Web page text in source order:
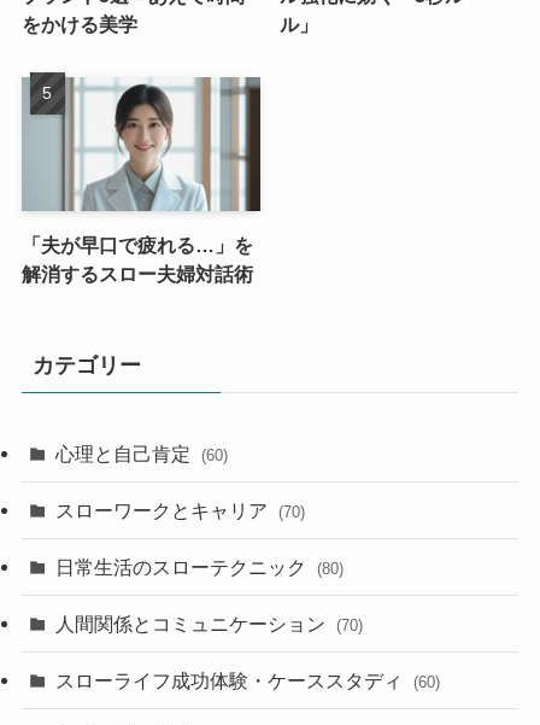
をかける美学
ル」
「夫が早口で疲れる…」を
解消するスロー夫婦対話術
カテゴリー
心理と自己肯定 (60)
スローワークとキャリア (70)
日常生活のスローテクニック (80)
人間関係とコミュニケーション (70)
スローライフ成功体験・ケーススタディ (60)